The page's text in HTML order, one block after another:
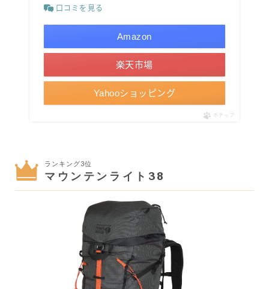
口コミを見る
Amazon
楽天市場
Yahooショッピング
ポチップ
ランキング3位
マウンテンライト38